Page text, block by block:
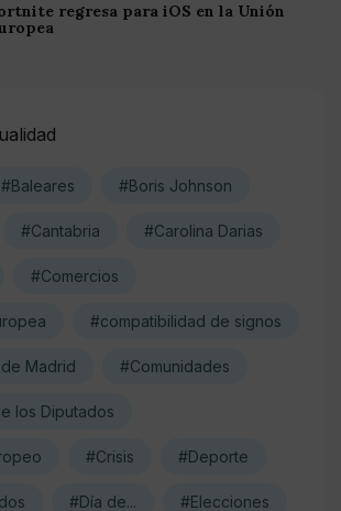
regresa para iOS en la Unión
#Baleares #Boris Johnson
#Cantabria #Carolina Darias
#Comercios
#compatibilidad de signos
Madrid #Comunidades
los Diputados
#Crisis #Deporte
#Día de... #Elecciones